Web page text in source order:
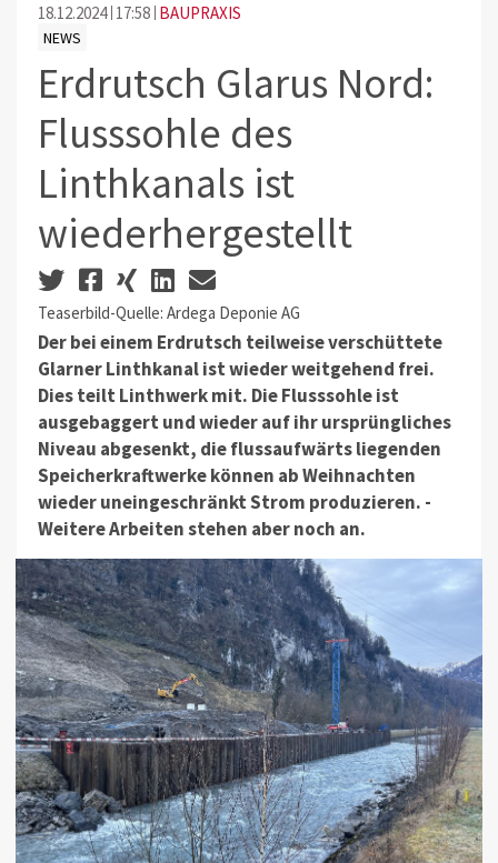
18.12.2024 17:58 BAUPRAXIS
NEWS
Erdrutsch Glarus Nord:
Flusssohle des
Linthkanals ist
wiederhergestellt
Teaserbild-Quelle: Ardega Deponie AG
Der bei einem Erdrutsch teilweise verschüttete
Glarner Linthkanal ist wieder weitgehend frei.
Dies teilt Linthwerk mit. Die Flusssohle ist
ausgebaggert und wieder auf ihr ursprüngliches
Niveau abgesenkt, die flussaufwärts liegenden
Speicherkraftwerke können ab Weihnachten
wieder uneingeschränkt Strom produzieren. -
Weitere Arbeiten stehen aber noch an.